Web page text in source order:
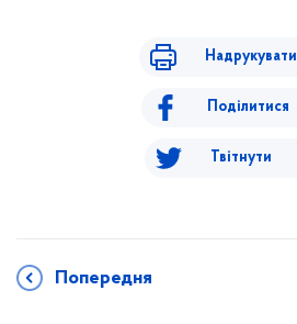
Надрукувати
Поділитися
Твітнути
Попередня